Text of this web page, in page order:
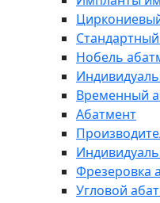
Нобель
Временный
Абатмент
Фрезеровка
Угловой